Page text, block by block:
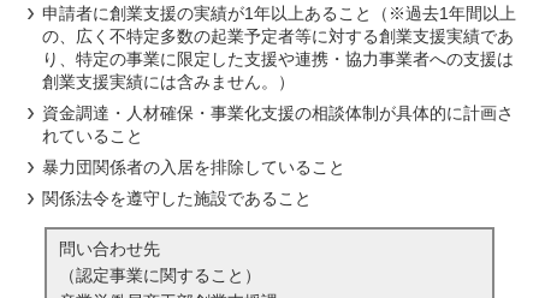
申請者に創業支援の実績が1年以上あること（※過去1年間以上
の、広く不特定多数の起業予定者等に対する創業支援実績であ
り、特定の事業に限定した支援や連携・協力事業者への支援は
創業支援実績には含みません。）
資金調達・人材確保・事業化支援の相談体制が具体的に計画さ
れていること
暴力団関係者の入居を排除していること
関係法令を遵守した施設であること
問い合わせ先
（認定事業に関すること）